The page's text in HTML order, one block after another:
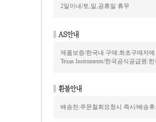
2일이내/토,일,공휴일 휴무
제품보증/한국내 구매:최초구매자
Texas Instruments/한국공식공급원:
배송전:주문철회요청시 즉시/배송